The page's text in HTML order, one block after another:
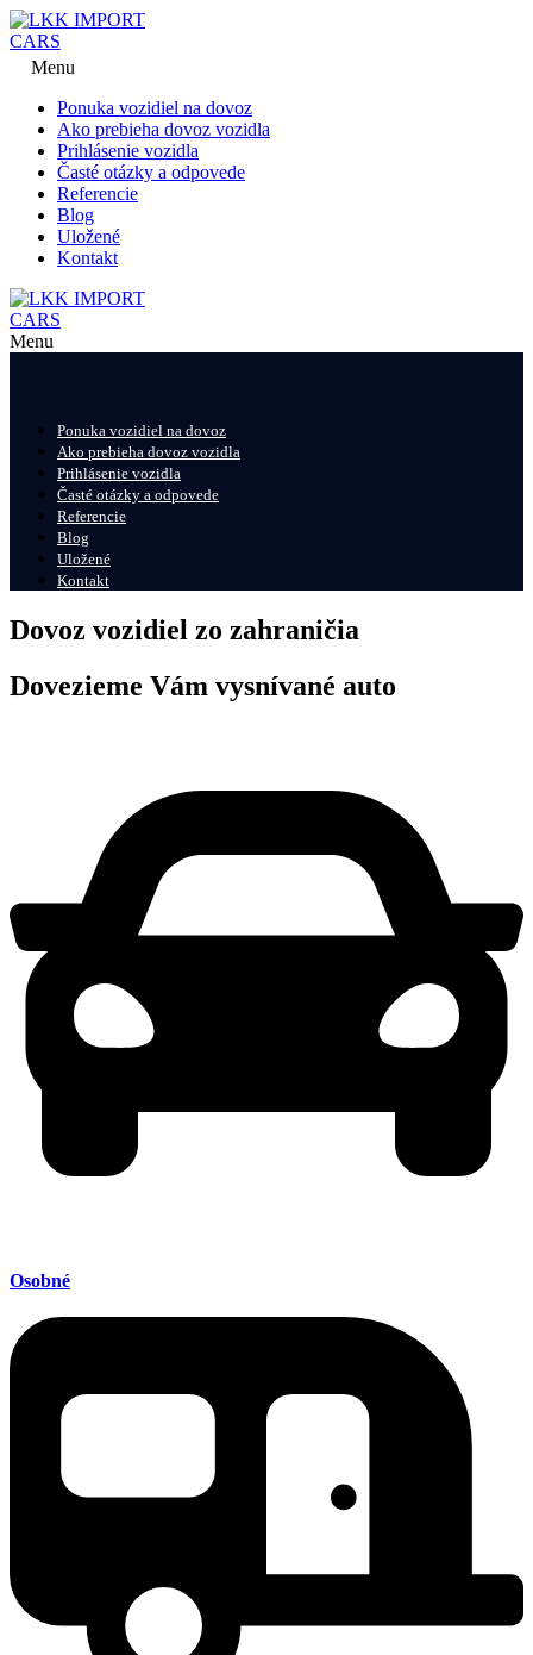
Menu
Ponuka vozidiel na dovoz
Ako prebieha dovoz vozidla
Prihlásenie vozidla
Časté otázky a odpovede
Referencie
Blog
Uložené
Kontakt
Menu
Ponuka vozidiel na dovoz
Ako prebieha dovoz vozidla
Prihlásenie vozidla
Časté otázky a odpovede
Referencie
Blog
Uložené
Kontakt
Dovoz vozidiel zo zahraničia
Dovezieme Vám vysnívané auto
Osobné